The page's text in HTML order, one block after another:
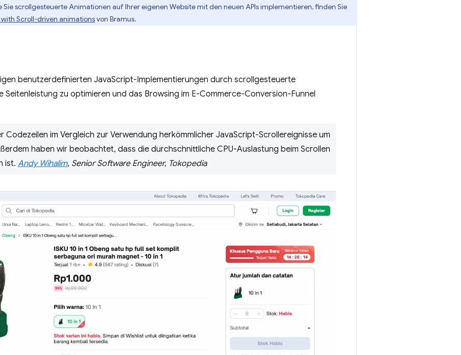
scrollgesteuerte Animationen auf Ihrer eigenen Website mit den neuen APIs implementieren, finden Sie
Scroll-driven animationsvon Bramus.
benutzerdefinierten JavaScript-Implementierungen durch scrollgesteuerte
Seitenleistung zu optimieren und das Browsing im E-Commerce-Conversion-Funnel
Codezeilen im Vergleich zur Verwendung herkömmlicher JavaScript-Scrollereignisse um
haben wir beobachtet, dass die durchschnittliche CPU-Auslastung beim Scrollen
ist. Andy Wihalim, Senior Software Engineer, Tokopedia